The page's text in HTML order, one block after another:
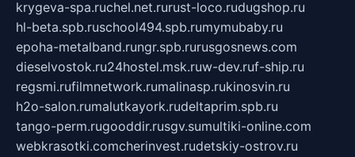
krygeva-spa.ruchel.net.rurust-loco.rudugshop.ru
hl-beta.spb.ruschool494.spb.rumymubaby.ru
epoha-metalband.rungr.spb.rurusgosnews.com
dieselvostok.ru24hostel.msk.ruw-dev.ruf-ship.ru
regsmi.rufilmnetwork.rumalinasp.rukinosvin.ru
h2o-salon.rumalutkayork.rudeltaprim.spb.ru
tango-perm.rugooddir.rusgv.sumultiki-online.com
webkrasotki.comcherinvest.rudetskiy-ostrov.ru